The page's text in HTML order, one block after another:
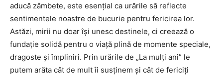
aducă zâmbete, este esențial ca urările să reflecte
sentimentele noastre de bucurie pentru fericirea lor.
Astăzi, mirii nu doar își unesc destinele, ci creează o
fundație solidă pentru o viață plină de momente speciale,
dragoste și împliniri. Prin urările de „La mulți ani” le
putem arăta cât de mult îi susținem și cât de fericiți